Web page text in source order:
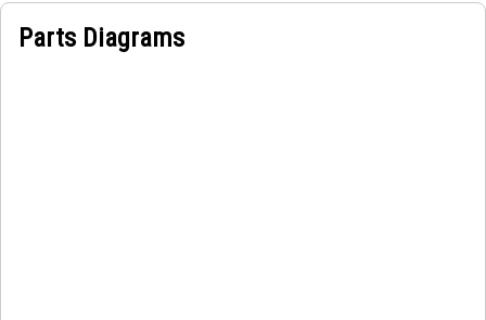
Parts Diagrams